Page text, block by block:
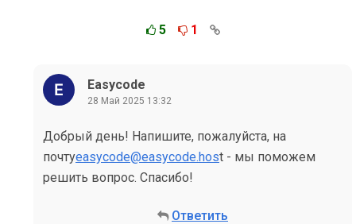
5 1
Easycode
28 Май 2025 13:32
Добрый день! Напишите, пожалуйста, на
почтуeasycode@easycode.host - мы поможем
решить вопрос. Спасибо!
Ответить